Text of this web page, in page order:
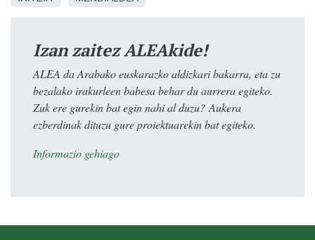
Izan zaitez ALEAkide!
ALEA da Arabako euskarazko aldizkari bakarra, eta zu
bezalako irakurleen babesa behar du aurrera egiteko.
Zuk ere gurekin bat egin nahi al duzu? Aukera
ezberdinak dituzu gure proiektuarekin bat egiteko.
Informazio gehiago